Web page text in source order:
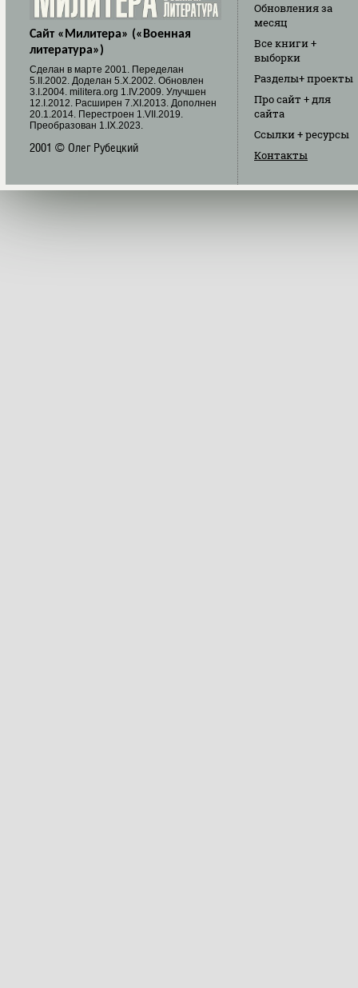
Сайт «Милитера» («Военная
литература»)
Cделан в марте 2001. Переделан
5.II.2002. Доделан 5.X.2002. Обновлен
3.I.2004. militera.org 1.IV.2009. Улучшен
12.I.2012. Расширен 7.XI.2013. Дополнен
20.1.2014. Перестроен 1.VII.2019.
Преобразован 1.IX.2023.
2001 © Олег Рубецкий
Обновленияза
месяц
Все книги+
выборки
Разделы+ проекты
Про сайт + для
сайта
Ссылки+ ресурсы
Контакты